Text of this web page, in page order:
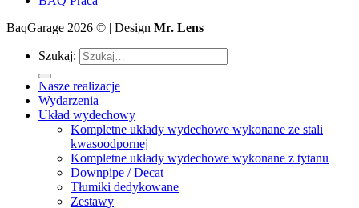
BaqGarage 2026 © | Design Mr. Lens
Szukaj:
Nasze realizacje
Wydarzenia
Układ wydechowy
Kompletne układy wydechowe wykonane ze stali
kwasoodpornej
Kompletne układy wydechowe wykonane z tytanu
Downpipe / Decat
Tłumiki dedykowane
Zestawy